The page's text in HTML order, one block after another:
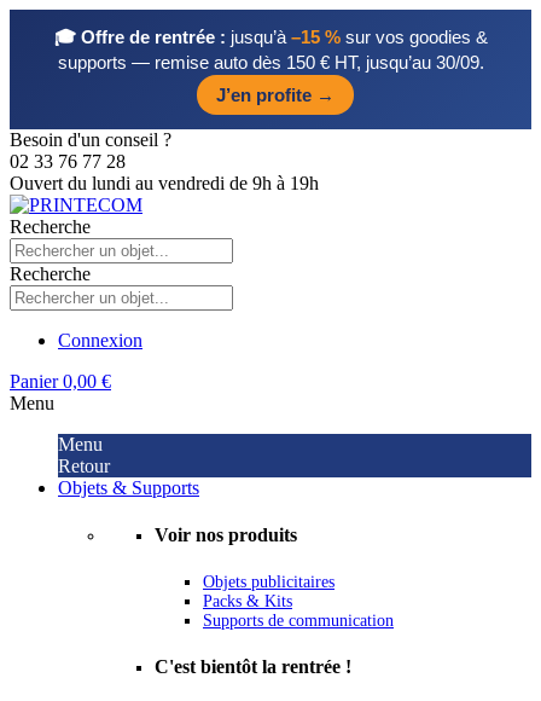
🎓 Offre de rentrée : jusqu’à –15 %sur vos goodies &
supports — remise auto dès 150 € HT, jusqu’au 30/09.
J’en profite →
Besoin d'un conseil ?
02 33 76 77 28
Ouvert du lundi au vendredi de 9h à 19h
Recherche
Recherche
Connexion
Panier 0,00 €
Menu
Menu
Retour
Objets & Supports
Voir nos produits
Objets publicitaires
Packs & Kits
Supports de communication
C'est bientôt la rentrée !